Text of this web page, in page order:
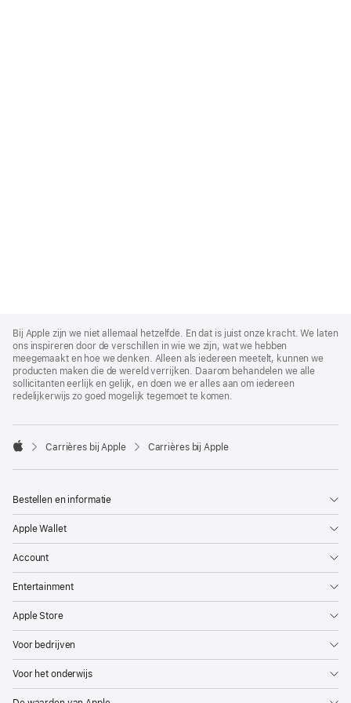
Footer
Bij Apple zijn we niet allemaal hetzelfde. En dat is juist onze kracht. We laten
ons inspireren door de verschillen in wie we zijn, wat we hebben
meegemaakt en hoe we denken. Alleen als iedereen meetelt, kunnen we
producten maken die de wereld verrijken. Daarom behandelen we alle
sollicitanten eerlijk en gelijk, en doen we er alles aan om iedereen
redelijkerwijs zo goed mogelijk tegemoet te komen.

Carrières bij Apple Carrières bij Apple
Bestellen en informatie
Apple Wallet
Account
Entertainment
Apple Store
Voor bedrijven
Voor het onderwijs